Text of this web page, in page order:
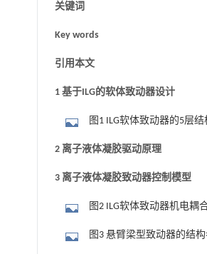
关键词
Key words
引用本文
1 基于ILG的软体致动器设计
图1 ILG软体致动器的5层结
2 离子液体凝胶驱动原理
3 离子液体凝胶致动器控制模型
图2 ILG软体致动器机电耦
图3 悬臂梁型致动器的结